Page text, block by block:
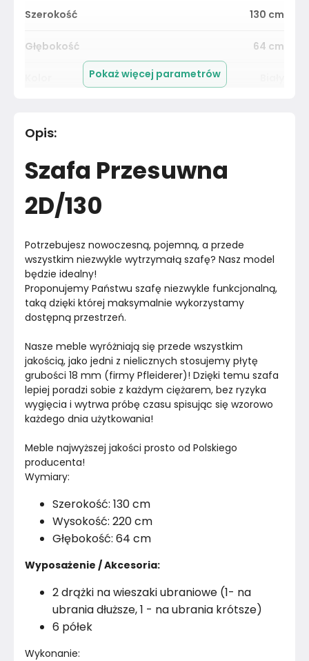
Szerokość 130 cm
Głębokość 64 cm
Kolor Frontu
Konstrukcja
Płyta dwustronnie
Cechy szczególne
Liczba drzwi
Rodzaj drzwi Przesuwne
Lustro
Drążek na wieszaki
Liczba półek
Kolor okuć Srebrny
Materiał Płyta laminowana
Pomieszczenie
Kolor Korpusu
Kolor
Marka
Montaż Złożony
Pokaż więcej parametrów
Opis:
Szafa Przesuwna
2D/130
Potrzebujesz nowoczesną, pojemną, a przede
wszystkim niezwykle wytrzymałą szafę? Nasz model
będzie idealny!
Proponujemy Państwu szafę niezwykle funkcjonalną,
taką dzięki której maksymalnie wykorzystamy
dostępną przestrzeń.
Nasze meble wyróżniają się przede wszystkim
jakością, jako jedni z nielicznych stosujemy płytę
grubości 18 mm (firmy Pfleiderer)! Dzięki temu szafa
lepiej poradzi sobie z każdym ciężarem, bez ryzyka
wygięcia i wytrwa próbę czasu spisując się wzorowo
każdego dnia użytkowania!
Meble najwyższej jakości prosto od Polskiego
producenta!
Wymiary:
Szerokość: 130 cm
Wysokość: 220 cm
Głębokość: 64 cm
Wyposażenie / Akcesoria:
2 drążki na wieszaki ubraniowe (1- na
ubrania dłuższe, 1 - na ubrania krótsze)
6 półek
Wykonanie: